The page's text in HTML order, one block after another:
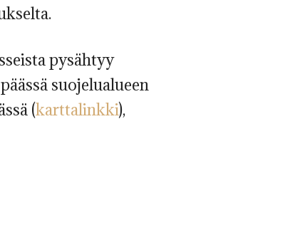
pysähtyy
suojelualueen
(karttalinkki),